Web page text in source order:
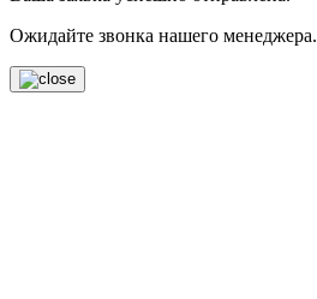
Ожидайте звонка нашего менеджера.